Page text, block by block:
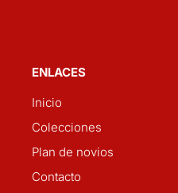
ENLACES
Inicio
Colecciones
Plan de novios
Contacto